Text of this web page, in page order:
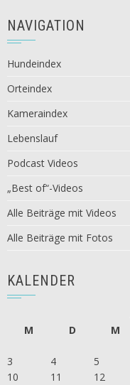
NAVIGATION
Hundeindex
Orteindex
Kameraindex
Lebenslauf
Podcast Videos
„Best of“-Videos
Alle Beiträge mit Videos
Alle Beiträge mit Fotos
KALENDER
M
D M
3
4 5
10
11 12